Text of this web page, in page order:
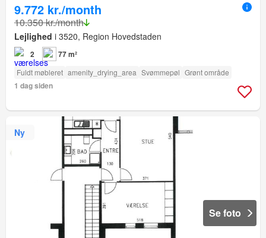
9.772 kr./month
10.350 kr./month
Lejlighed i 3520, Region Hovedstaden
2 77 m²
Fuldt møbleret amenity_drying_area Svømmepøl Grønt område
1 dag siden
Ny
Se foto